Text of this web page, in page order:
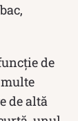
de
multe
de altă